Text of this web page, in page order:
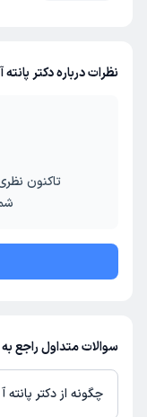
نظرات درباره دکتر پانته
تاکنون
سوالات متداول راجع به
چگونه از دکتر